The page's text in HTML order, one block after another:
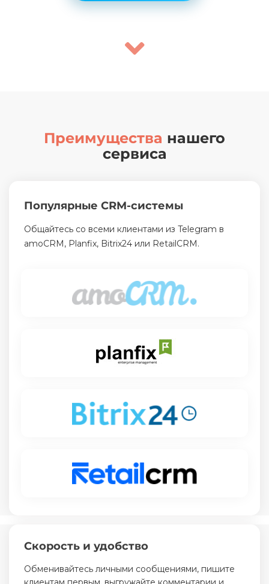
Преимущества нашего
сервиса
Популярные CRM-системы
Общайтесь со всеми клиентами из Telegram в
amoCRM, Planfix, Bitrix24 или RetailCRM.
Скорость и удобство
Обменивайтесь личными сообщениями, пишите